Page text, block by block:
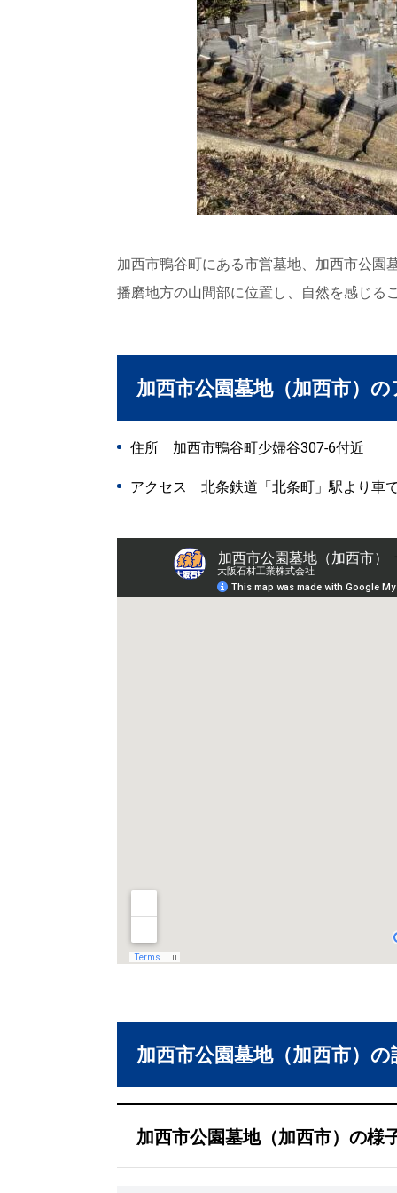
加西市鴨谷町にある市営墓地、加西市公園
播磨地方の山間部に位置し、自然を感じる
加西市公園墓地（加西市）
住所 加西市鴨谷町少婦谷307-6付近
アクセス 北条鉄道「北条町」駅より車
加西市公園墓地（加西市）の
加西市公園墓地（加西市）の様